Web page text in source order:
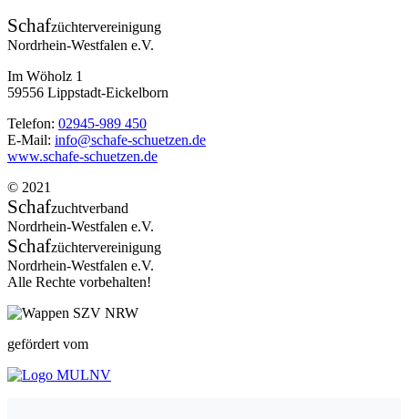
Schafzüchtervereinigung
Nordrhein-Westfalen e.V.
Im Wöholz 1
59556 Lippstadt-Eickelborn
Telefon: 02945-989 450
E-Mail: info@schafe-schuetzen.de
www.schafe-schuetzen.de
© 2021
Schafzuchtverband
Nordrhein-Westfalen e.V.
Schafzüchtervereinigung
Nordrhein-Westfalen e.V.
Alle Rechte vorbehalten!
gefördert vom